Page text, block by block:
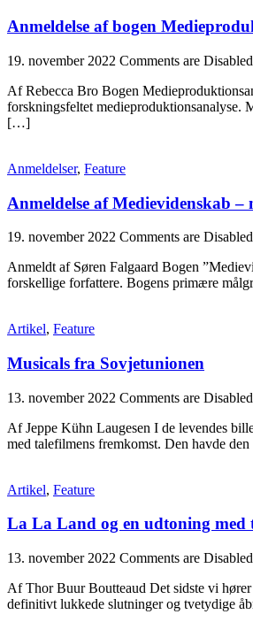
Anmeldelse af bogen
19. november 2022 Comments are Disabled
Af Rebecca Bro Bogen
forskningsfeltet medieproduktionsanalyse.
[…]
Anmeldelser, Feature
Anmeldelse af Medievidenskab –
19. november 2022 Comments are Disabled
Anmeldt af Søren Falgaard Bogen
forskellige forfattere. Bogens primære
Artikel, Feature
Musicals fra Sovjetunionen
13. november 2022 Comments are Disabled
Af Jeppe Kühn Laugesen I de levendes
med talefilmens fremkomst. Den havde
Artikel, Feature
La La Land og en udtoning med
13. november 2022 Comments are Disabled
Af Thor Buur Boutteaud Det sidste vi
definitivt lukkede slutninger og tvetydige